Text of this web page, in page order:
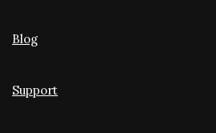
Blog
Support